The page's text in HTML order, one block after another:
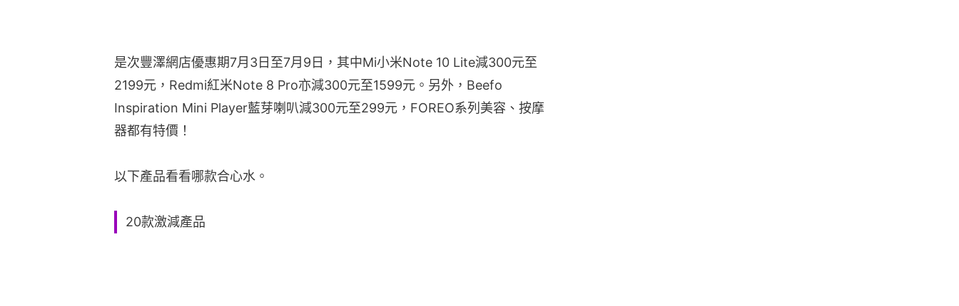
是次豐澤網店優惠期7月3日至7月9日，其中Mi小米Note 10 Lite減300元至
2199元，Redmi紅米Note 8 Pro亦減300元至1599元。另外，Beefo
Inspiration Mini Player藍芽喇叭減300元至299元，FOREO系列美容、按摩
器都有特價！
以下產品看看哪款合心水。
20款激減產品